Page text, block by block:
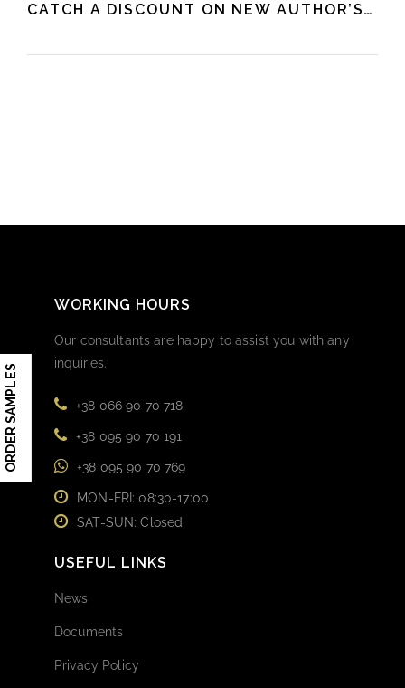
ORDER SAMPLES
CATCH A DISCOUNT ON NEW AUTHOR’S FLAVORS
WORKING HOURS
Our consultants are happy to assist you with any
inquiries.
+38 066 90 70 718
+38 095 90 70 191
+38 095 90 70 769
MON-FRI: 08:30-17:00
SAT-SUN: Closed
USEFUL LINKS
News
Documents
Privacy Policy